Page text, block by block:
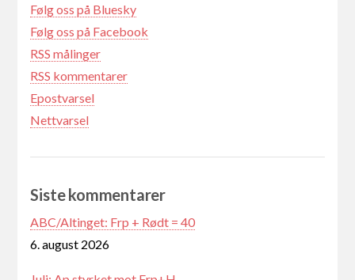
Følg oss på Bluesky
Følg oss på Facebook
RSS målinger
RSS kommentarer
Epostvarsel
Nettvarsel
Siste kommentarer
ABC/Altinget: Frp + Rødt = 40
6. august 2026